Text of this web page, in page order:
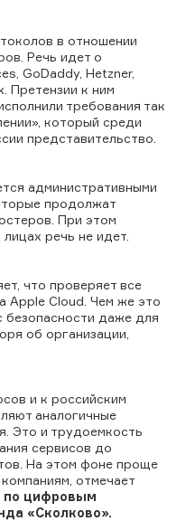
в отношении
Речь идет о
GoDaddy, Hetzner,
Претензии к ним
требования так
который среди
представительство.
административными
продолжат
При этом
речь не идет.
что проверяет все
Apple Cloud. Чем же это
безопасности даже для
об организации,
и к российским
аналогичные
Это и трудоемкость
сервисов до
На этом фоне проще
отмечает
по цифровым
«Сколково».